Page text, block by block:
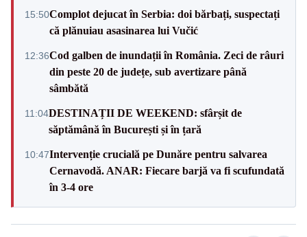
15:50Complot dejucat în Serbia: doi bărbați, suspectați
că plănuiau asasinarea lui Vučić
12:36Cod galben de inundații în România. Zeci de râuri
din peste 20 de județe, sub avertizare până
sâmbătă
11:04DESTINAȚII DE WEEKEND: sfârșit de
săptămână în București și în țară
10:47Intervenție crucială pe Dunăre pentru salvarea
Cernavodă. ANAR: Fiecare barjă va fi scufundată
în 3-4 ore